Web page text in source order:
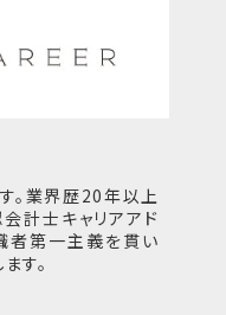
。業界歴20年以上
計士キャリアアド
者第一主義を貫い
す。